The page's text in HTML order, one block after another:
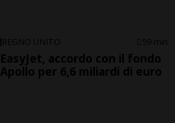
REGNO UNITO 59 min
EasyJet, accordo con il fondo
Apollo per 6,6 miliardi di euro